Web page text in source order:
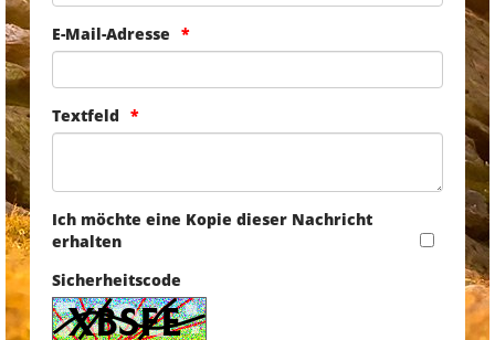
E-Mail-Adresse
Textfeld
Ich möchte eine Kopie dieser Nachricht
erhalten
Sicherheitscode